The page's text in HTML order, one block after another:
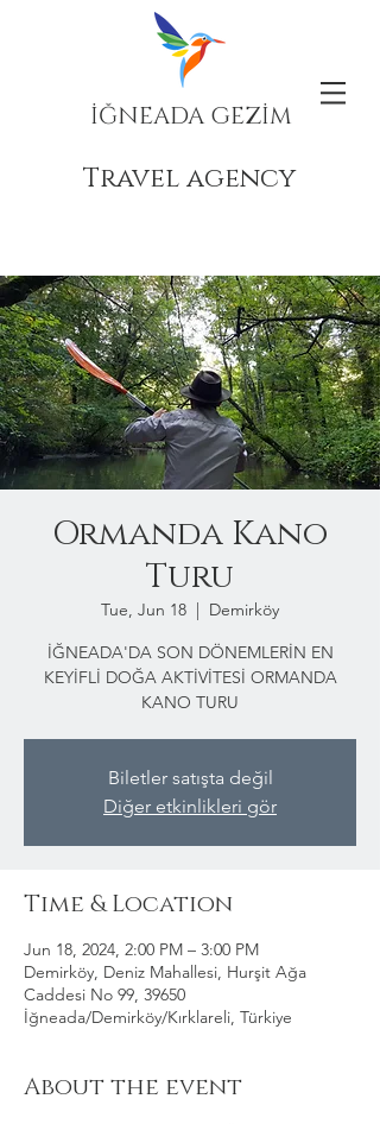
İĞNEADA GEZİM
Travel agency
Ormanda Kano
Turu
Tue, Jun 18
  |
Demirköy
İĞNEADA'DA SON DÖNEMLERİN EN
KEYİFLİ DOĞA AKTİVİTESİ ORMANDA
KANO TURU
Biletler satışta değil
Diğer etkinlikleri gör
Time & Location
Jun 18, 2024, 2:00 PM – 3:00 PM
Demirköy, Deniz Mahallesi, Hurşit Ağa
Caddesi No 99, 39650
İğneada/Demirköy/Kırklareli, Türkiye
About the event